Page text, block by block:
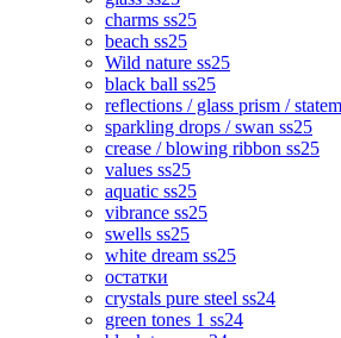
charms ss25
beach ss25
Wild nature ss25
black ball ss25
reflections / glass prism /
sparkling drops / swan ss25
crease / blowing ribbon ss25
values ss25
aquatic ss25
vibrance ss25
swells ss25
white dream ss25
остатки
crystals pure steel ss24
green tones 1 ss24